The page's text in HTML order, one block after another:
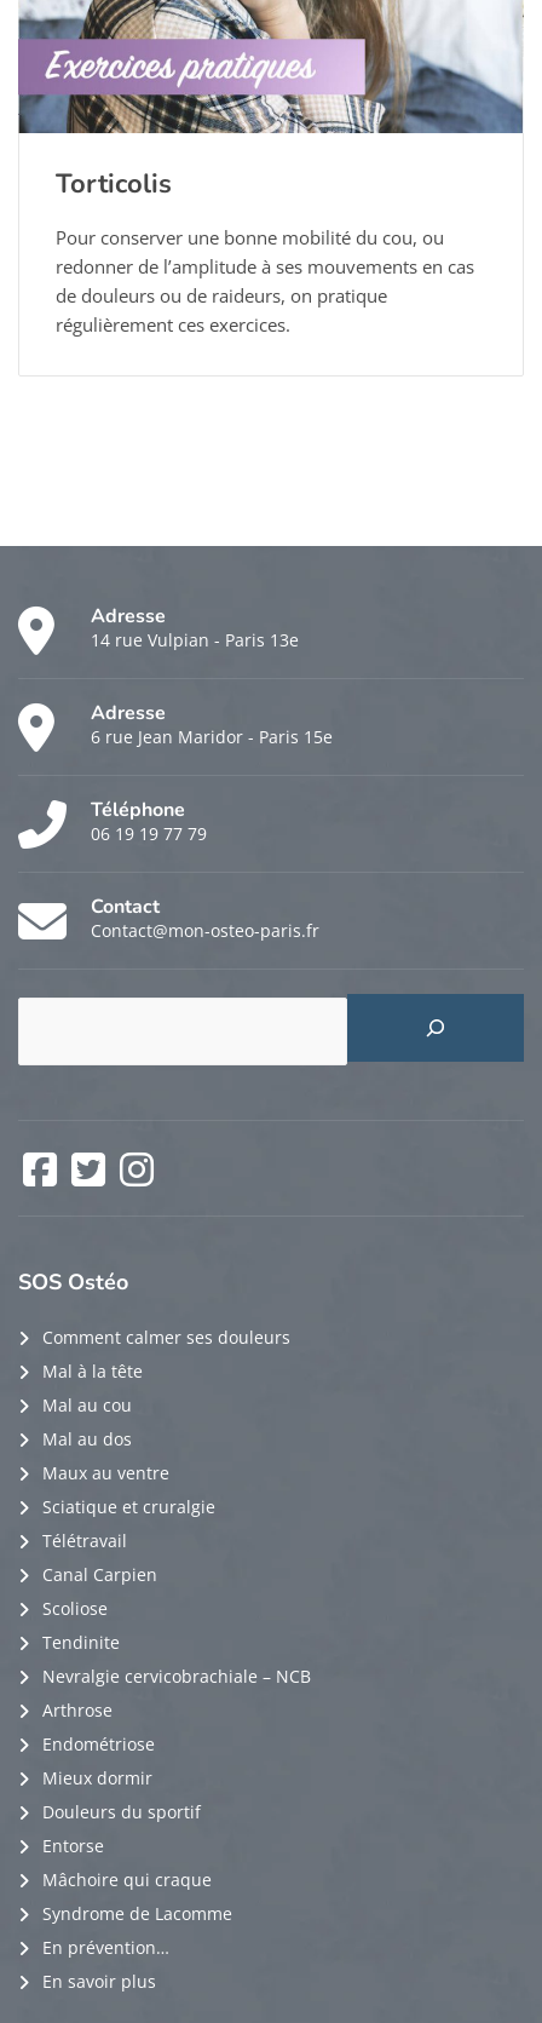
Torticolis
Pour conserver une bonne mobilité du cou, ou
redonner de l’amplitude à ses mouvements en cas
de douleurs ou de raideurs, on pratique
régulièrement ces exercices.
Adresse
14 rue Vulpian - Paris 13e
Adresse
6 rue Jean Maridor - Paris 15e
Téléphone
06 19 19 77 79
Contact
Contact@mon-osteo-paris.fr
Facebook
SOS Ostéo
Comment calmer ses douleurs
Mal à la tête
Mal au cou
Mal au dos
Maux au ventre
Sciatique et cruralgie
Télétravail
Canal Carpien
Scoliose
Tendinite
Nevralgie cervicobrachiale – NCB
Arthrose
Endométriose
Mieux dormir
Douleurs du sportif
Entorse
Mâchoire qui craque
Syndrome de Lacomme
En prévention…
En savoir plus